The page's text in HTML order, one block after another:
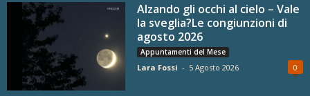
Alzando gli occhi al cielo – Vale
la sveglia?Le congiunzioni di
agosto 2026
Appuntamenti del Mese
Lara Fossi - 5 Agosto 2026 0